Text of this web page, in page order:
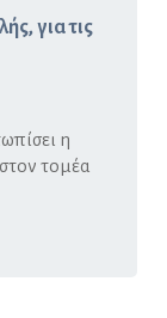
για τις
η
τομέα